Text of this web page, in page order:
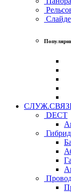
DECT